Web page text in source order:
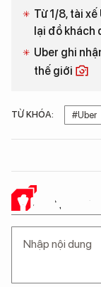
Từ 1/8, tài
lại đồ khách
Uber ghi
thế giới
TỪ KHÓA: #Uber
Ý KIẾN CỦA